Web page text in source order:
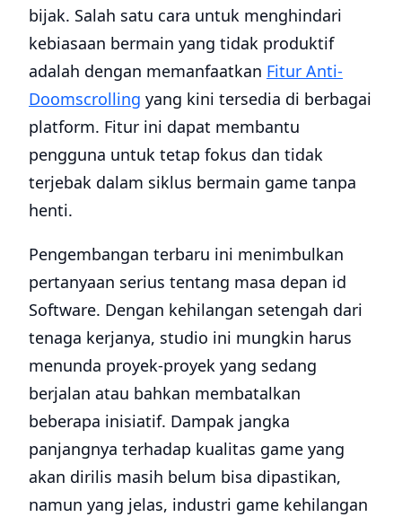
bijak. Salah satu cara untuk menghindari
kebiasaan bermain yang tidak produktif
adalah dengan memanfaatkan Fitur Anti-
Doomscrolling yang kini tersedia di berbagai
platform. Fitur ini dapat membantu
pengguna untuk tetap fokus dan tidak
terjebak dalam siklus bermain game tanpa
henti.
Pengembangan terbaru ini menimbulkan
pertanyaan serius tentang masa depan id
Software. Dengan kehilangan setengah dari
tenaga kerjanya, studio ini mungkin harus
menunda proyek-proyek yang sedang
berjalan atau bahkan membatalkan
beberapa inisiatif. Dampak jangka
panjangnya terhadap kualitas game yang
akan dirilis masih belum bisa dipastikan,
namun yang jelas, industri game kehilangan